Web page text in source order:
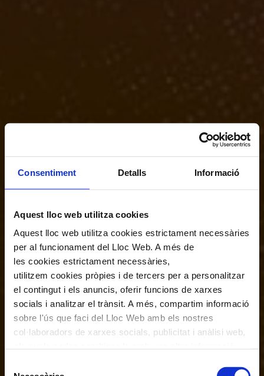
Consentiment Detalls Informació
Aquest lloc web utilitza cookies
Aquest lloc web utilitza cookies estrictament necessàries
per al funcionament del Lloc Web. A més de
les cookies estrictament necessàries,
utilitzem cookies pròpies i de tercers per a personalitzar
el contingut i els anuncis, oferir funcions de xarxes
socials i analitzar el trànsit. A més, compartim informació
sobre l'ús que faci del Lloc Web amb els nostres
col·laboradors de xarxes socials, publicitat i anàlisi web,